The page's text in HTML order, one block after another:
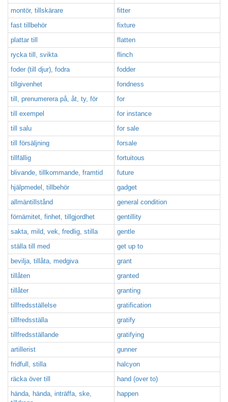
montör, tillskärare
fitter
fast tillbehör
fixture
plattar till
flatten
rycka till, svikta
flinch
foder (till djur), fodra
fodder
tillgivenhet
fondness
till, prenumerera på, åt, ty, för
for
till exempel
for instance
till salu
for sale
till försäljning
forsale
tillfällig
fortuitous
blivande, tillkommande, framtid
future
hjälpmedel, tillbehör
gadget
allmäntillstånd
general condition
förnämitet, finhet, tillgjordhet
gentillity
sakta, mild, vek, fredlig, stilla
gentle
ställa till med
get up to
bevilja, tillåta, medgiva
grant
tillåten
granted
tillåter
granting
tillfredsställelse
gratification
tillfredsställa
gratify
tillfredsställande
gratifying
artillerist
gunner
fridfull, stilla
halcyon
räcka över till
hand (over to)
hända, hända, inträffa, ske,
happen